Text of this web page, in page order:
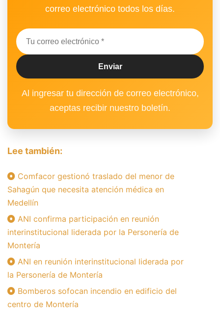
correo electrónico todos los días.
Al ingresar tu dirección de correo electrónico,
aceptas recibir nuestro boletín.
Lee también:
Comfacor gestionó traslado del menor de
Sahagún que necesita atención médica en
Medellín
ANI confirma participación en reunión
interinstitucional liderada por la Personería de
Montería
ANI en reunión interinstitucional liderada por
la Personería de Montería
Bomberos sofocan incendio en edificio del
centro de Montería